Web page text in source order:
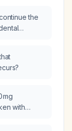
the
mg
with